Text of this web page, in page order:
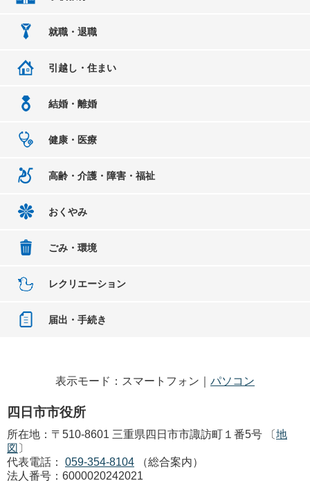
就職・退職
引越し・住まい
結婚・離婚
健康・医療
高齢・介護・障害・福祉
おくやみ
ごみ・環境
レクリエーション
届出・手続き
表示モード：スマートフォン｜ パソコン
四日市市役所
所在地：〒510-8601 三重県四日市市諏訪町１番5号 〔地
図 〕
代表電話：
059-354-8104
（総合案内）
法人番号：6000020242021